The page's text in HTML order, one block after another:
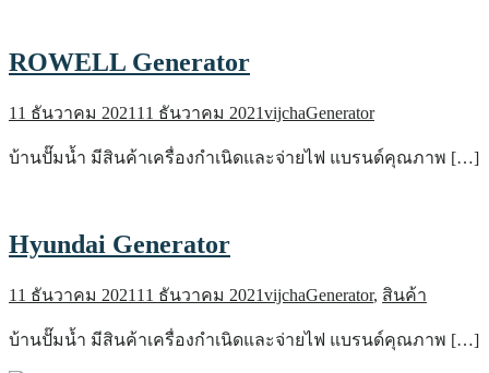
ROWELL Generator
11 ธันวาคม 2021 11 ธันวาคม 2021vijchaGenerator
บ้านปั๊มน้ำ มีสินค้าเครื่องกำเนิดและจ่ายไฟ แบรนด์คุณภาพ […]
Hyundai Generator
11 ธันวาคม 2021 11 ธันวาคม 2021vijchaGenerator, สินค้า
บ้านปั๊มน้ำ มีสินค้าเครื่องกำเนิดและจ่ายไฟ แบรนด์คุณภาพ […]